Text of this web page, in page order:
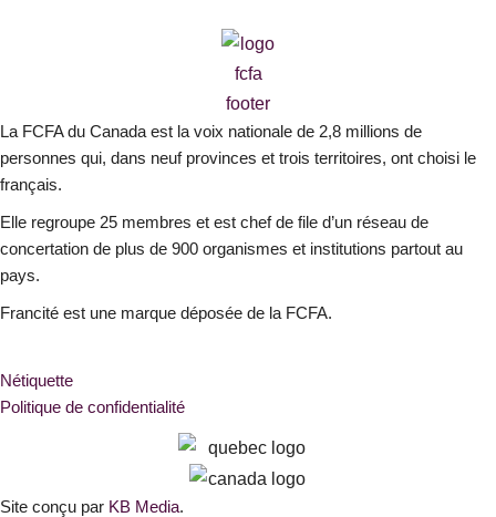
o
k
-
s
q
u
a
r
r
a
m
i
n
La FCFA du Canada est la voix nationale de 2,8 millions de
personnes qui, dans neuf provinces et trois territoires, ont choisi le
français.
Elle regroupe 25 membres et est chef de file d’un réseau de
concertation de plus de 900 organismes et institutions partout au
pays.
Francité est une marque déposée de la FCFA.
Nétiquette
Politique de confidentialité
Site conçu par KB Media.